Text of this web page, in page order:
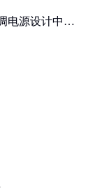
电源设计中的